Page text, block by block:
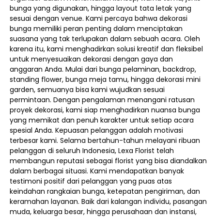
bunga yang digunakan, hingga layout tata letak yang
sesuai dengan venue. Kami percaya bahwa dekorasi
bunga memiliki peran penting dalam menciptakan
suasana yang tak terlupakan dalam sebuah acara. Oleh
karena itu, kami menghadirkan solusi kreatif dan fleksibel
untuk menyesuaikan dekorasi dengan gaya dan
anggaran Anda. Mulai dari bunga pelaminan, backdrop,
standing flower, bunga meja tamu, hingga dekorasi mini
garden, semuanya bisa kami wujudkan sesuai
permintaan. Dengan pengalaman menangani ratusan
proyek dekorasi, kami siap menghadirkan nuansa bunga
yang memikat dan penuh karakter untuk setiap acara
spesial Anda. Kepuasan pelanggan adalah motivasi
terbesar kami. Selama bertahun-tahun melayani ribuan
pelanggan di seluruh Indonesia, Lexa Florist telah
membangun reputasi sebagai florist yang bisa diandalkan
dalam berbagai situasi. Kami mendapatkan banyak
testimoni positif dari pelanggan yang puas atas
keindahan rangkaian bunga, ketepatan pengiriman, dan
keramahan layanan. Baik dari kalangan individu, pasangan
muda, keluarga besar, hingga perusahaan dan instansi,